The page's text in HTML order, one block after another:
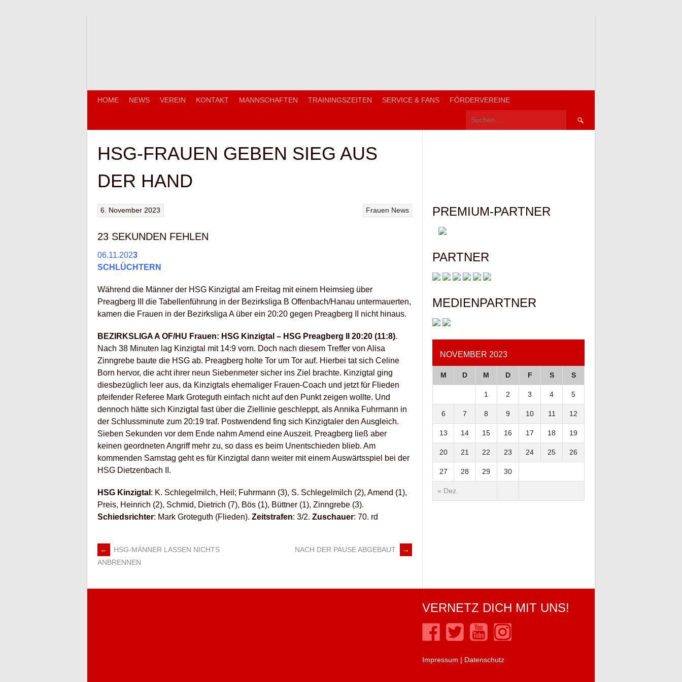
HOME NEWS VEREIN KONTAKT MANNSCHAFTEN TRAININGSZEITEN SERVICE & FANS FÖRDERVEREINE
Suchen
HSG-FRAUEN GEBEN SIEG AUS
DER HAND
Frauen News
6. November 2023
23 SEKUNDEN FEHLEN
06.11.2023
SCHLÜCHTERN
Während die Männer der HSG Kinzigtal am Freitag mit einem Heimsieg über
Preagberg III die Tabellenführung in der Bezirksliga B Offenbach/Hanau untermauerten,
kamen die Frauen in der Bezirksliga A über ein 20:20 gegen Preagberg II nicht hinaus.
BEZIRKSLIGA A OF/HU Frauen: HSG Kinzigtal – HSG Preagberg II 20:20 (11:8).
Nach 38 Minuten lag Kinzigtal mit 14:9 vorn. Doch nach diesem Treffer von Alisa
Zinngrebe baute die HSG ab. Preagberg holte Tor um Tor auf. Hierbei tat sich Celine
Born hervor, die acht ihrer neun Siebenmeter sicher ins Ziel brachte. Kinzigtal ging
diesbezüglich leer aus, da Kinzigtals ehemaliger Frauen-Coach und jetzt für Flieden
pfeifender Referee Mark Groteguth einfach nicht auf den Punkt zeigen wollte. Und
dennoch hätte sich Kinzigtal fast über die Ziellinie geschleppt, als Annika Fuhrmann in
der Schlussminute zum 20:19 traf. Postwendend fing sich Kinzigtaler den Ausgleich.
Sieben Sekunden vor dem Ende nahm Amend eine Auszeit. Preagberg ließ aber
keinen geordneten Angriff mehr zu, so dass es beim Unentschieden blieb. Am
kommenden Samstag geht es für Kinzigtal dann weiter mit einem Auswärtsspiel bei der
HSG Dietzenbach II.
HSG Kinzigtal : K. Schlegelmilch, Heil; Fuhrmann (3), S. Schlegelmilch (2), Amend (1),
Preis, Heinrich (2), Schmid, Dietrich (7), Bös (1), Büttner (1), Zinngrebe (3).
Schiedsrichter: Mark Groteguth (Flieden). Zeitstrafen: 3/2. Zuschauer: 70. rd
ARTIKEL-
NAVIGATION
←
HSG-MÄNNER LASSEN NICHTS
ANBRENNEN
NACH DER PAUSE ABGEBAUT →
PREMIUM-PARTNER
PARTNER
MEDIENPARTNER
NOVEMBER 2023
M D M D F S S
« Dez.
1 2 3 4 5
6 7 8 9 10 11 12
13 14 15 16 17 18 19
20 21 22 23 24 25 26
27 28 29 30
VERNETZ DICH MIT UNS!
Impressum | Datenschutz